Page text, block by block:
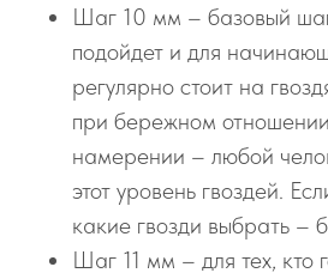
Шаг 10 мм – базовый
подойдет и для
регулярно стоит на
при бережном
намерении – любой
этот уровень гвоздей.
какие гвозди выбрать –
Шаг 11 мм – для тех, кто